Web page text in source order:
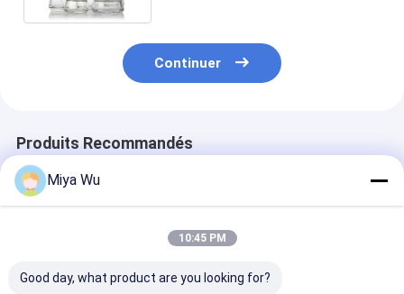
Continuer
Produits Recommandés
Miya Wu
10:45 PM
Good day, what product are you looking for?